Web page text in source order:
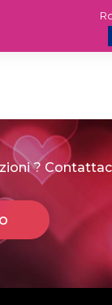
?